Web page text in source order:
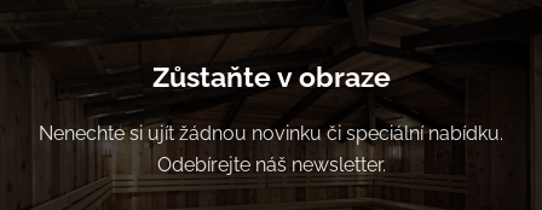
Zůstaňte v obraze
Nenechte si ujít žádnou novinku či speciální nabídku.
Odebírejte náš newsletter.